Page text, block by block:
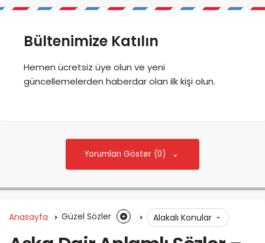
Bültenimize Katılın
Hemen ücretsiz üye olun ve yeni
güncellemelerden haberdar olan ilk kişi olun.
Yorumları Göster (0)
Anasayfa Güzel Sözler Alakalı Konular